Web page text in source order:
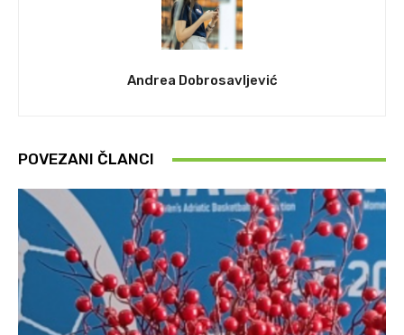
Andrea Dobrosavljević
POVEZANI ČLANCI